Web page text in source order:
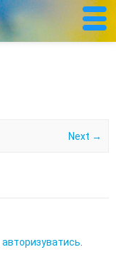
Next →
авторизуватись